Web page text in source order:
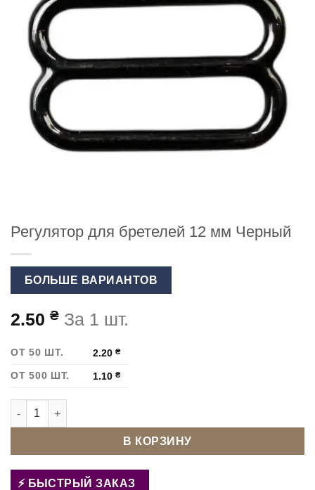
Регулятор для бретелей 12 мм Черный
БОЛЬШЕ ВАРИАНТОВ
2.50 ₴ За 1 шт.
ОТ 50 ШТ. 2.20₴
ОТ 500 ШТ. 1.10₴
Количество товара Регулятор для бретелей 12 мм Черный
В КОРЗИНУ
БЫСТРЫЙ ЗАКАЗ